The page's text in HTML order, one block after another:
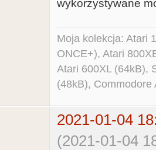
wykorzystywane
Moja kolekcja: Atari
ONCE+), Atari
Atari 600XL (64kB),
(48kB),
2021-01-04
(2021-01-04